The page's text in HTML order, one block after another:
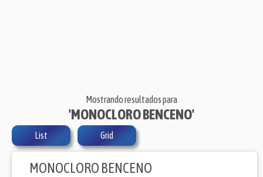
Mostrando resultados para
'MONOCLORO BENCENO'
List Grid
MONOCLORO BENCENO